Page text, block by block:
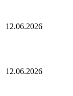
12.06.2026
12.06.2026